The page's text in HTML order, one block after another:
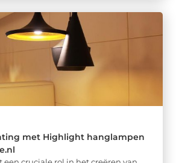
met Highlight hanglampen